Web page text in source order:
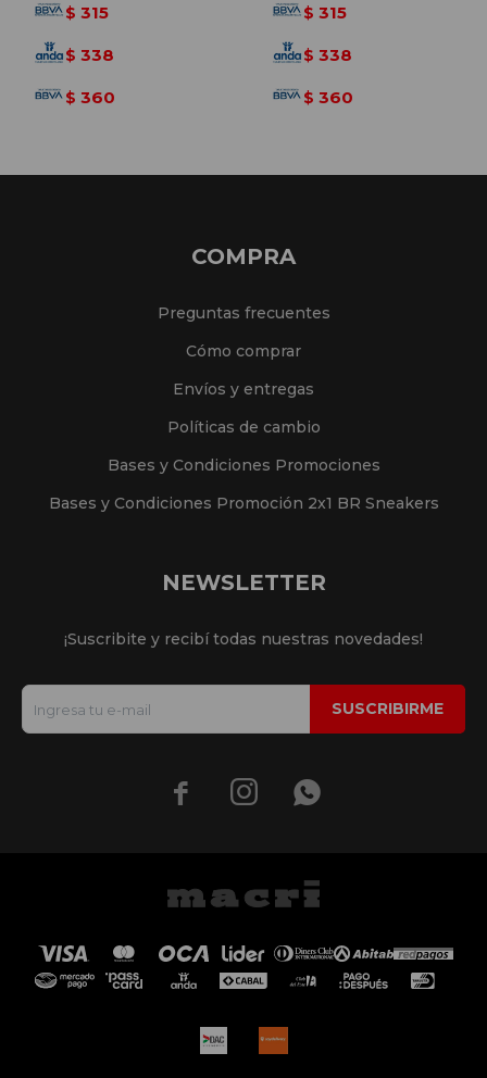
$ 315
$ 338
$ 360
$ 315
$ 338
$ 360
COMPRA
Preguntas frecuentes
Cómo comprar
Envíos y entregas
Políticas de cambio
Bases y Condiciones Promociones
Bases y Condiciones Promoción 2x1 BR Sneakers
NEWSLETTER
¡Suscribite y recibí todas nuestras novedades!
SUSCRIBIRME
  